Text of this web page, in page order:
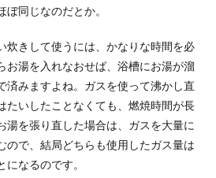
は無音の方がいいのでは？音楽を聴きながらな
同じなのだとか。
炊きして使うには、かなりな時間を必
お湯を入れなおせば、浴槽にお湯が溜
済みますよね。ガスを使って沸かし直
たいしたことなくても、燃焼時間が長
湯を張り直した場合は、ガスを大量に
ので、結局どちらも使用したガス量は
なるのです。